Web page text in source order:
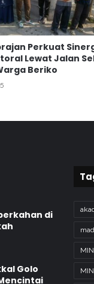
Perkuat
Lewat Jalan
Beriko
di
Golo